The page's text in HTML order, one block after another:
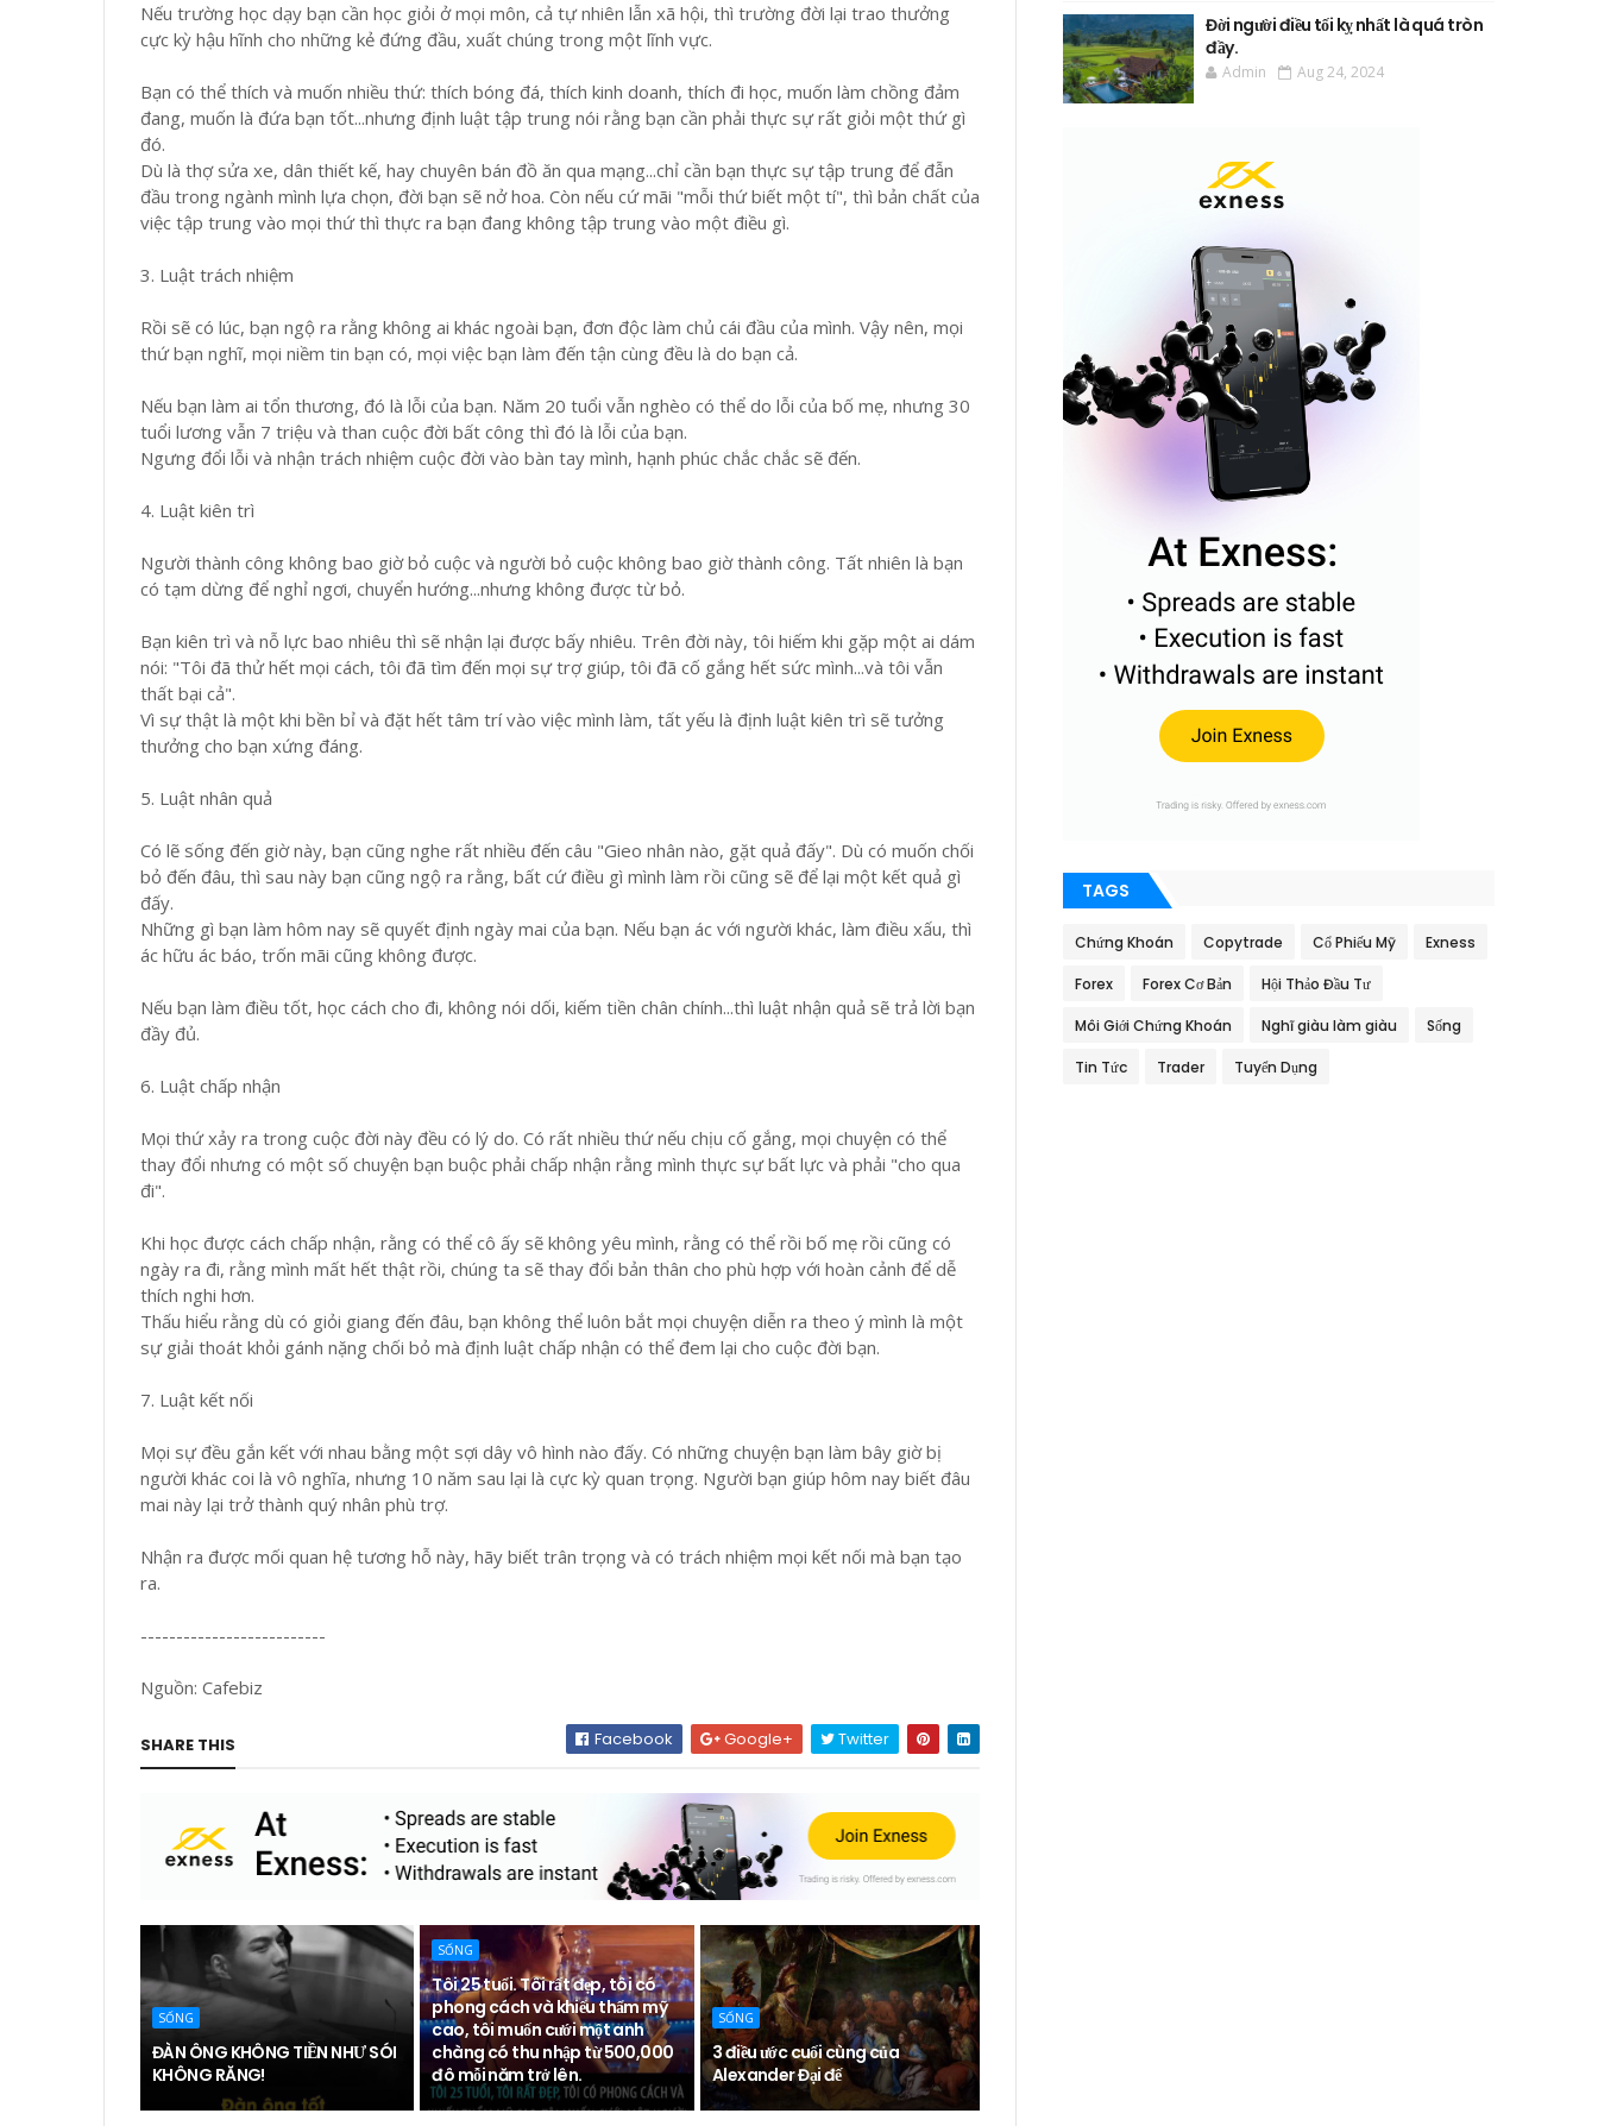
Nếu trường học dạy bạn cần học giỏi ở mọi môn, cả tự nhiên lẫn xã hội, thì trường đời lại trao thưởng
cực kỳ hậu hĩnh cho những kẻ đứng đầu, xuất chúng trong một lĩnh vực.
Bạn có thể thích và muốn nhiều thứ: thích bóng đá, thích kinh doanh, thích đi học, muốn làm chồng đảm
đang, muốn là đứa bạn tốt...nhưng định luật tập trung nói rằng bạn cần phải thực sự rất giỏi một thứ gì
đó.
Dù là thợ sửa xe, dân thiết kế, hay chuyên bán đồ ăn qua mạng...chỉ cần bạn thực sự tập trung để đẫn
đầu trong ngành mình lựa chọn, đời bạn sẽ nở hoa. Còn nếu cứ mãi "mỗi thứ biết một tí", thì bản chất của
việc tập trung vào mọi thứ thì thực ra bạn đang không tập trung vào một điều gì.
3. Luật trách nhiệm
Rồi sẽ có lúc, bạn ngộ ra rằng không ai khác ngoài bạn, đơn độc làm chủ cái đầu của mình. Vậy nên, mọi
thứ bạn nghĩ, mọi niềm tin bạn có, mọi việc bạn làm đến tận cùng đều là do bạn cả.
Nếu bạn làm ai tổn thương, đó là lỗi của bạn. Năm 20 tuổi vẫn nghèo có thể do lỗi của bố mẹ, nhưng 30
tuổi lương vẫn 7 triệu và than cuộc đời bất công thì đó là lỗi của bạn.
Ngưng đổi lỗi và nhận trách nhiệm cuộc đời vào bàn tay mình, hạnh phúc chắc chắc sẽ đến.
4. Luật kiên trì
Người thành công không bao giờ bỏ cuộc và người bỏ cuộc không bao giờ thành công. Tất nhiên là bạn
có tạm dừng để nghỉ ngơi, chuyển hướng...nhưng không được từ bỏ.
Bạn kiên trì và nỗ lực bao nhiêu thì sẽ nhận lại được bấy nhiêu. Trên đời này, tôi hiếm khi gặp một ai dám
nói: "Tôi đã thử hết mọi cách, tôi đã tìm đến mọi sự trợ giúp, tôi đã cố gắng hết sức mình...và tôi vẫn
thất bại cả".
Vì sự thật là một khi bền bỉ và đặt hết tâm trí vào việc mình làm, tất yếu là định luật kiên trì sẽ tưởng
thưởng cho bạn xứng đáng.
5. Luật nhân quả
Có lẽ sống đến giờ này, bạn cũng nghe rất nhiều đến câu "Gieo nhân nào, gặt quả đấy". Dù có muốn chối
bỏ đến đâu, thì sau này bạn cũng ngộ ra rằng, bất cứ điều gì mình làm rồi cũng sẽ để lại một kết quả gì
đấy.
Những gì bạn làm hôm nay sẽ quyết định ngày mai của bạn. Nếu bạn ác với người khác, làm điều xấu, thì
ác hữu ác báo, trốn mãi cũng không được.
Nếu bạn làm điều tốt, học cách cho đi, không nói dối, kiếm tiền chân chính...thì luật nhận quả sẽ trả lời bạn
đầy đủ.
6. Luật chấp nhận
Mọi thứ xảy ra trong cuộc đời này đều có lý do. Có rất nhiều thứ nếu chịu cố gắng, mọi chuyện có thể
thay đổi nhưng có một số chuyện bạn buộc phải chấp nhận rằng mình thực sự bất lực và phải "cho qua
đi".
Khi học được cách chấp nhận, rằng có thể cô ấy sẽ không yêu mình, rằng có thể rồi bố mẹ rồi cũng có
ngày ra đi, rằng mình mất hết thật rồi, chúng ta sẽ thay đổi bản thân cho phù hợp với hoàn cảnh để dễ
thích nghi hơn.
Thấu hiểu rằng dù có giỏi giang đến đâu, bạn không thể luôn bắt mọi chuyện diễn ra theo ý mình là một
sự giải thoát khỏi gánh nặng chối bỏ mà định luật chấp nhận có thể đem lại cho cuộc đời bạn.
7. Luật kết nối
Mọi sự đều gắn kết với nhau bằng một sợi dây vô hình nào đấy. Có những chuyện bạn làm bây giờ bị
người khác coi là vô nghĩa, nhưng 10 năm sau lại là cực kỳ quan trọng. Người bạn giúp hôm nay biết đâu
mai này lại trở thành quý nhân phù trợ.
Nhận ra được mối quan hệ tương hỗ này, hãy biết trân trọng và có trách nhiệm mọi kết nối mà bạn tạo
ra.
--------------------------
Nguồn: Cafebiz
SHARE THIS Facebook Google+ Twitter
SỐNG
ĐÀN ÔNG KHÔNG TIỀN NHƯ SÓI
KHÔNG RĂNG!
SỐNG
Tôi 25 tuổi. Tôi rất đẹp, tôi có
phong cách và khiếu thẩm mỹ
cao, tôi muốn cưới một anh
chàng có thu nhập từ 500,000
đô mỗi năm trở lên.
SỐNG
3 điều ước cuối cùng của
Alexander Đại đế
Đời người điều tối kỵ nhất là quá tròn
đầy.
Admin Aug 24, 2024
TAGS
Chứng Khoán Copytrade Cổ Phiếu Mỹ Exness
Forex Forex Cơ Bản Hội Thảo Đầu Tư
Môi Giới Chứng Khoán Nghĩ giàu làm giàu Sống
Tin Tức Trader Tuyển Dụng